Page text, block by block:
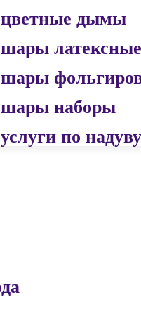
цветные дымы
шары латексные
шары
шары наборы
услуги по надуву